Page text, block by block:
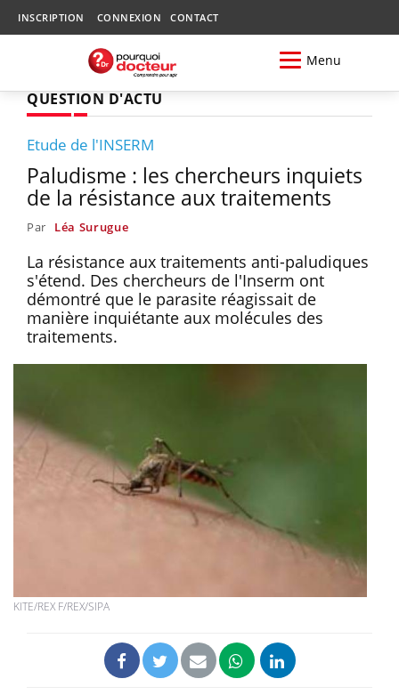
INSCRIPTION CONNEXION CONTACT
Menu
QUESTION D'ACTU
Etude de l'INSERM
Paludisme : les chercheurs inquiets
de la résistance aux traitements
Par Léa Surugue
La résistance aux traitements anti-paludiques
s'étend. Des chercheurs de l'Inserm ont
démontré que le parasite réagissait de
manière inquiétante aux molécules des
traitements.
KITE/REX F/REX/SIPA